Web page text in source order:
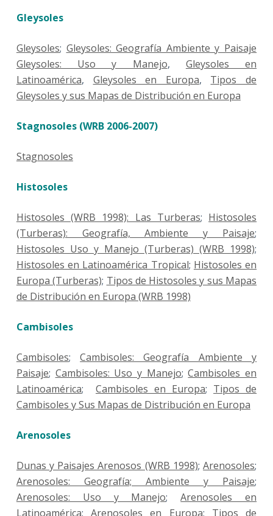
Gleysoles
Gleysoles; Gleysoles: Geografía Ambiente y Paisaje
Gleysoles: Uso y Manejo, Gleysoles en
Latinoamérica, Gleysoles en Europa, Tipos de
Gleysoles y sus Mapas de Distribución en Europa
Stagnosoles (WRB 2006-2007)
Stagnosoles
Histosoles
Histosoles (WRB 1998): Las Turberas; Histosoles
(Turberas): Geografía, Ambiente y Paisaje;
Histosoles Uso y Manejo (Turberas) (WRB 1998);
Histosoles en Latinoamérica Tropical; Histosoles en
Europa (Turberas); Tipos de Histosoles y sus Mapas
de Distribución en Europa (WRB 1998)
Cambisoles
Cambisoles;Cambisoles: Geografía Ambiente y
Paisaje; Cambisoles: Uso y Manejo;Cambisoles en
Latinoamérica; Cambisoles en Europa; Tipos de
Cambisoles y Sus Mapas de Distribución en Europa
Arenosoles
Dunas y Paisajes Arenosos (WRB 1998);Arenosoles;
Arenosoles: Geografía; Ambiente y Paisaje;
Arenosoles: Uso y Manejo;Arenosoles en
Latinoamérica;Arenosoles en Europa; Tipos de